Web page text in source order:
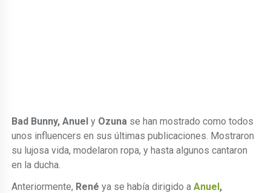
Bad Bunny, Anuel y Ozuna se han mostrado como todos
unos influencers en sus últimas publicaciones. Mostraron
su lujosa vida, modelaron ropa, y hasta algunos cantaron
en la ducha.
Anteriormente, René ya se había dirigido aAnuel,